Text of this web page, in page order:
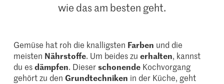
wie das am besten geht.
Gemüse hat roh die knalligsten Farben und die
meisten Nährstoffe. Um beides zuerhalten, kannst
du esdämpfen. Dieserschonende Kochvorgang
gehört zu denGrundtechniken in der Küche, geht